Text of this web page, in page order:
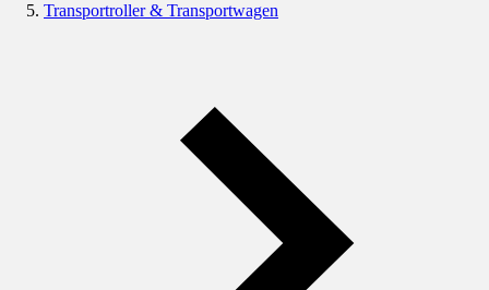
Transportroller & Transportwagen